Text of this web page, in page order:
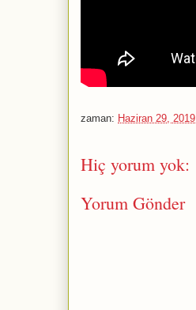
zaman: Haziran 29, 2019
Hiç yorum yok:
Yorum Gönder